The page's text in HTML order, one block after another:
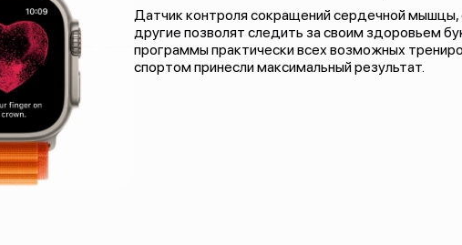
Датчик контроля сокращений сердечной
другие позволят следить за своим здоровьем
программы практически всех возможных
спортом принесли максимальный результат.